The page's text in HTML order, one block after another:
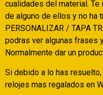
cualidades del material. Te
de alguno de ellos y no ha
PERSONALIZAR / TAPA
podras ver algunas frases
Normalmente dar un
Si debido a lo has
relojes mas regalados en